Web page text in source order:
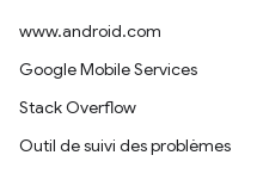
www.android.com
Google Mobile Services
Stack Overflow
Outil de suivi des problèmes